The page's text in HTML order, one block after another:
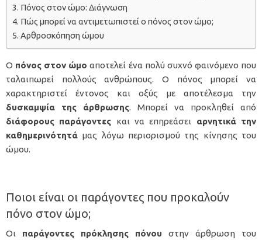
Πόνος στον ώμο: Διάγνωση
Πώς μπορεί να αντιμετωπιστεί ο πόνος στον ώμο;
Αρθροσκόπηση ώμου
Ο πόνος στον ώμο αποτελεί ένα πολύ συχνό φαινόμενο που
ταλαιπωρεί πολλούς ανθρώπους. Ο πόνος μπορεί να
χαρακτηριστεί έντονος και οξύς με αποτέλεσμα την
δυσκαμψία της άρθρωσης. Μπορεί να προκληθεί από
διάφορους παράγοντες και να επηρεάσει αρνητικά την
καθημερινότητά μας λόγω περιορισμού της κίνησης του
ώμου.
Ποιοι είναι οι παράγοντες που προκαλούν
πόνο στον ώμο;
Οι παράγοντες πρόκλησης πόνου στην άρθρωση του